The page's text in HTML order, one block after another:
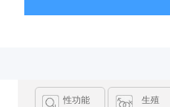
性功能 生殖